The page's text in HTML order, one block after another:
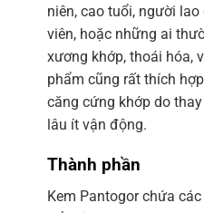
niên, cao tuổi, người
viên, hoặc những ai
xương khớp, thoái hóa,
phẩm cũng rất thích
căng cứng khớp do
lâu ít vận động.
Thành phần
Kem Pantogor chứa